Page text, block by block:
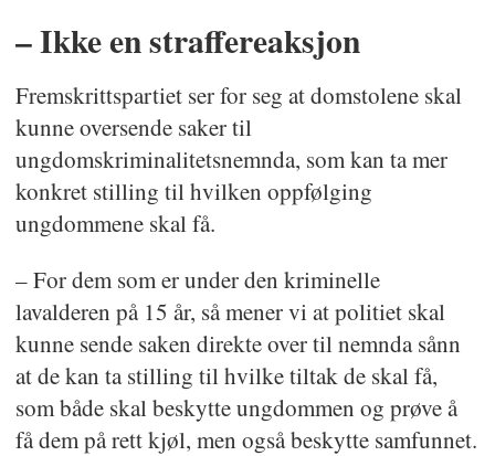
– Ikke en straffereaksjon
Fremskrittspartiet ser for seg at domstolene skal
kunne oversende saker til
ungdomskriminalitetsnemnda, som kan ta mer
konkret stilling til hvilken oppfølging
ungdommene skal få.
– For dem som er under den kriminelle
lavalderen på 15 år, så mener vi at politiet skal
kunne sende saken direkte over til nemnda sånn
at de kan ta stilling til hvilke tiltak de skal få,
som både skal beskytte ungdommen og prøve å
få dem på rett kjøl, men også beskytte samfunnet.